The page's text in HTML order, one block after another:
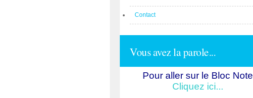
Contact
Vous avez la parole...
Pour aller sur le Bloc Note
Cliquez ici...